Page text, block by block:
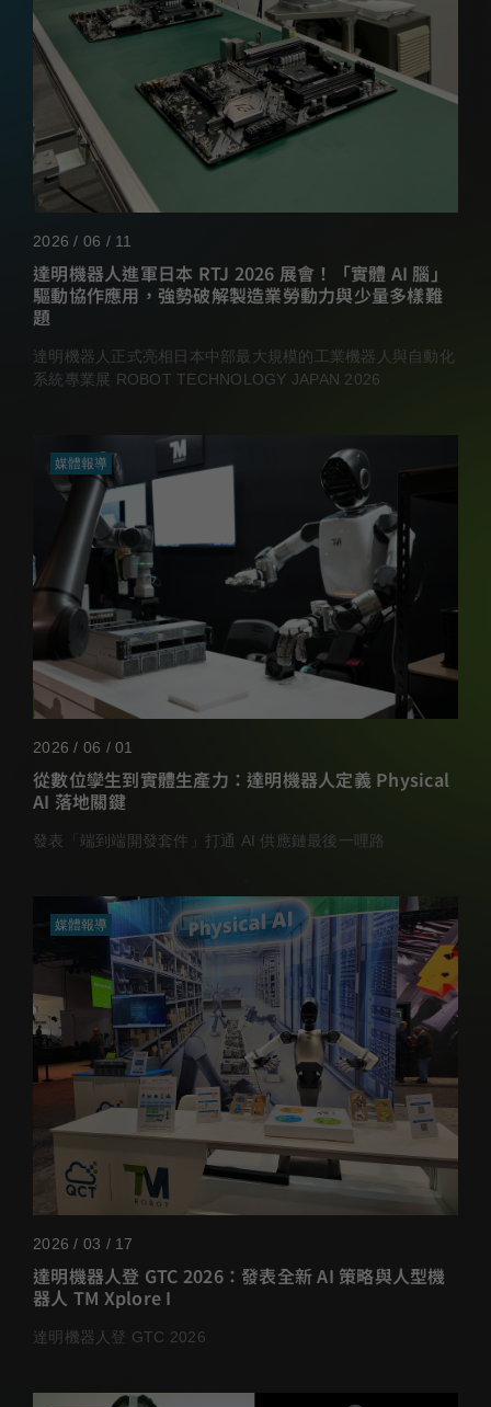
2026 / 06 / 11
達明機器人進軍日本 RTJ 2026 展會！「實體 AI 腦」
驅動協作應用，強勢破解製造業勞動力與少量多樣難
題
達明機器人正式亮相日本中部最大規模的工業機器人與自動化
系統專業展 ROBOT TECHNOLOGY JAPAN 2026
媒體報導
2026 / 06 / 01
從數位孿生到實體生產力：達明機器人定義 Physical
AI 落地關鍵
發表「端到端開發套件」打通 AI 供應鏈最後一哩路
媒體報導
2026 / 03 / 17
達明機器人登 GTC 2026：發表全新 AI 策略與人型機
器人 TM Xplore I
達明機器人登 GTC 2026